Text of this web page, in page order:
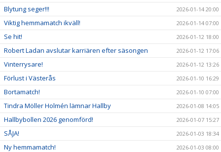
Blytung seger!!! 2026-01-14 20:00
Viktig hemmamatch ikväll! 2026-01-14 07:00
Se hit! 2026-01-12 18:00
Robert Ladan avslutar karriären efter säsongen 2026-01-12 17:06
Vinterrysare! 2026-01-12 13:26
Förlust i Västerås 2026-01-10 16:29
Bortamatch! 2026-01-10 07:00
Tindra Möller Holmén lämnar Hallby 2026-01-08 14:05
Hallbybollen 2026 genomförd! 2026-01-07 15:27
SÅJA! 2026-01-03 18:34
Ny hemmamatch!
2026-01-03 08:00